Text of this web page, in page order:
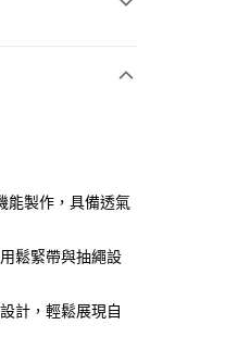
能製作，具備透氣
鬆緊帶與抽繩設
計，輕鬆展現自